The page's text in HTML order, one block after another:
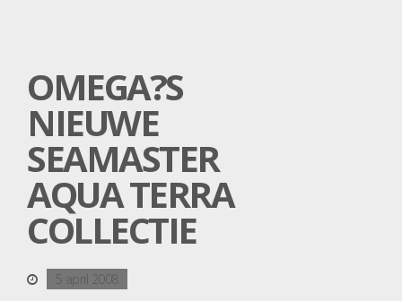
OMEGA?S
NIEUWE
SEAMASTER
AQUA TERRA
COLLECTIE
5 april 2008